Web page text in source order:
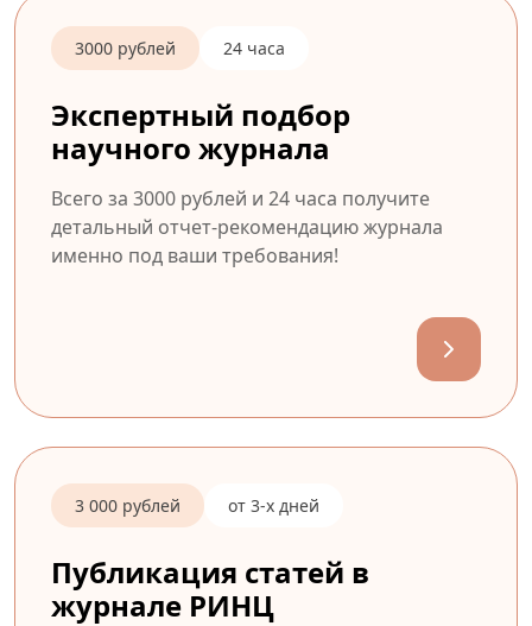
3000 рублей 24 часа
Экспертный подбор
научного журнала
Всего за 3000 рублей и 24 часа получите
детальный отчет-рекомендацию журнала
именно под ваши требования!
3 000 рублей от 3-х дней
Публикация статей в
журнале РИНЦ